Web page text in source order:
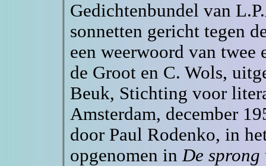
Gedichtenbundel van
sonnetten gericht tegen
een weerwoord van twee
de Groot en C. Wols,
Beuk, Stichting voor
Amsterdam, december
door Paul Rodenko, in
opgenomen inDe sprong